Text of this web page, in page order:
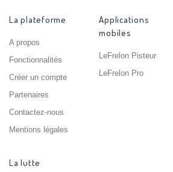
La plateforme
A propos
Fonctionnalités
Créer un compte
Partenaires
Contactez-nous
Mentions légales
Applications
mobiles
LeFrelon Pisteur
LeFrelon Pro
La lutte